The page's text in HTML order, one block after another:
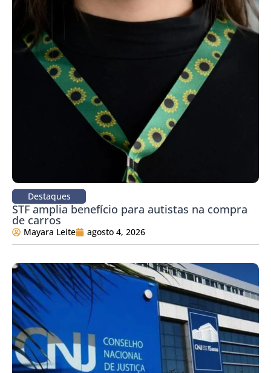
Destaques
STF amplia benefício para autistas na compra
de carros
Mayara Leite agosto 4, 2026